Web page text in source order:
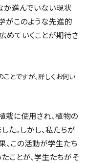
進んでいない現状
がこのような先進的
めていくことが期待さ
とですが、詳しくお伺い
栽に使用され、植物の
。しかし、私たちが
、この活動が学生たち
ことが、学生たちがそ